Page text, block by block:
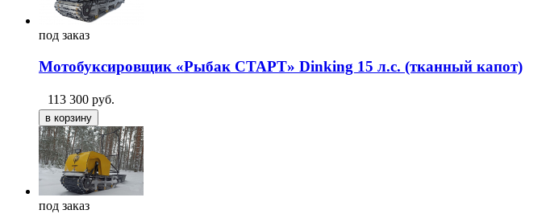
под заказ
Мотобуксировщик «Рыбак СТАРТ» Dinking 15 л.с. (тканный капот)
113 300 руб.
под заказ